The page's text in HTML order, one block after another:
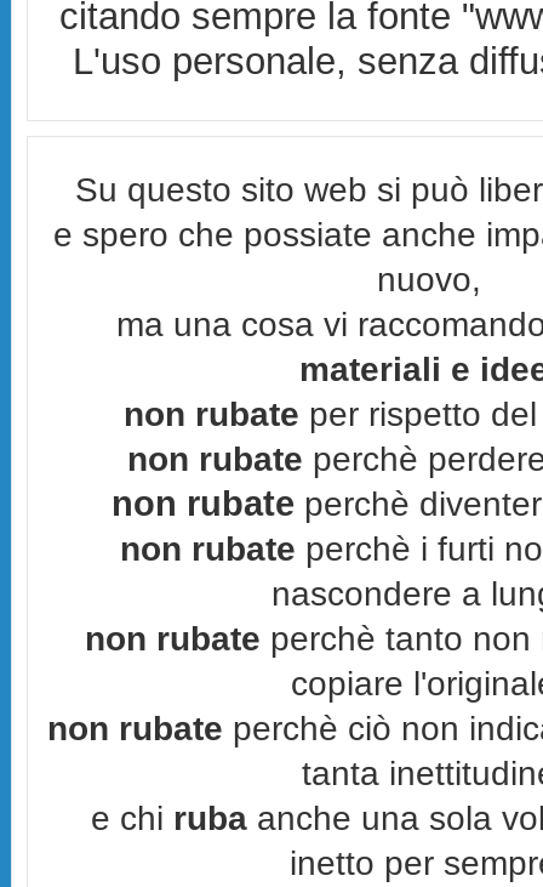
citando sempre la fonte
L'uso personale, senza
Su questo sito web si può
e spero che possiate anche
nuovo,
ma una cosa vi
materiali e
non rubate per rispetto
non rubate perchè
non rubate perchè
non rubate perchè i furti
nascondere a
non rubate perchè tanto non
copiare
non rubate perchè ciò non
tanta
e chi ruba anche una sola
inetto per